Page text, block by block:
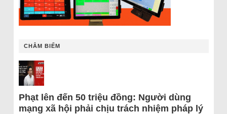
CHÂM BIẾM
Phạt lên đến 50 triệu đồng: Người dùng
mạng xã hội phải chịu trách nhiệm pháp lý